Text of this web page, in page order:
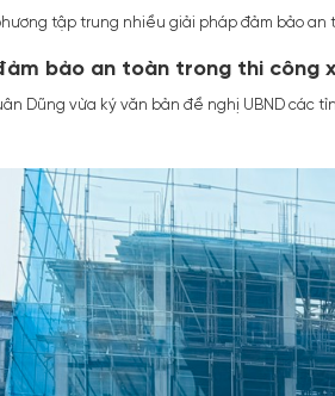
tập trung nhiều giải pháp đảm bảo
bảo an toàn trong thi công
Dũng vừa ký văn bản đề nghị UBND